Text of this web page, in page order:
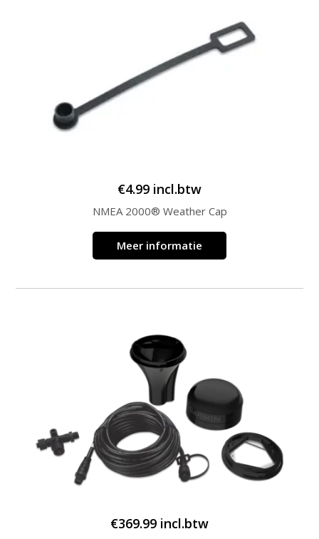
€4.99 incl.btw
NMEA 2000® Weather Cap
Meer informatie
€369.99 incl.btw